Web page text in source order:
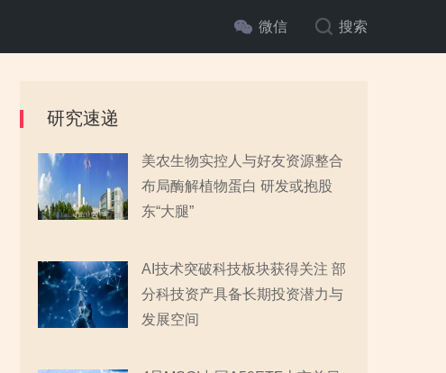
微信 搜索
研究速递
美农生物实控人与好友资源整合
布局酶解植物蛋白 研发或抱股
东“大腿”
AI技术突破科技板块获得关注 部
分科技资产具备长期投资潜力与
发展空间